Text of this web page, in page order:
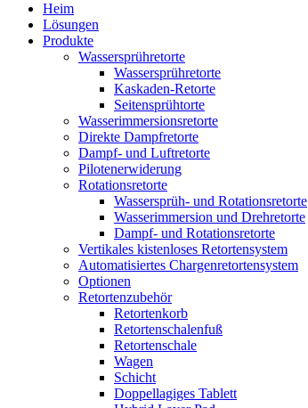
Heim
Lösungen
Produkte
Wassersprühretorte
Wassersprühretorte
Kaskaden-Retorte
Seitensprühtorte
Wasserimmersionsretorte
Direkte Dampfretorte
Dampf- und Luftretorte
Pilotenerwiderung
Rotationsretorte
Wassersprüh- und Rotationsretorte
Wasserimmersion und Drehretorte
Dampf- und Rotationsretorte
Vertikales kistenloses Retortensystem
Automatisiertes Chargenretortensystem
Optionen
Retortenzubehör
Retortenkorb
Retortenschalenfuß
Retortenschale
Wagen
Schicht
Doppellagiges Tablett